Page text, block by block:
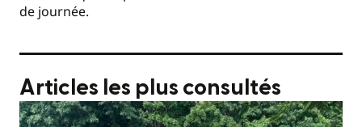
de journée.
Articles les plus consultés